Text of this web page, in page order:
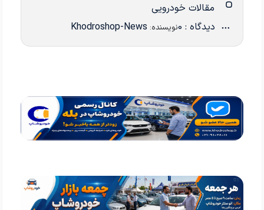
مقالات خودرویی
دیدگاه : 0 نویسنده: Khodroshop-News